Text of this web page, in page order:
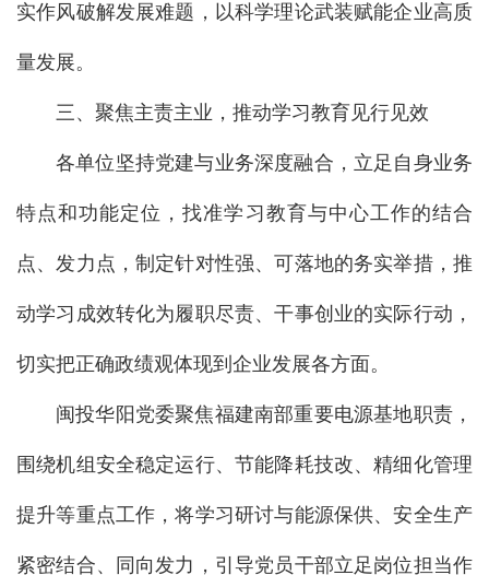
实作风破解发展难题，以科学理论武装赋能企业高质
量发展。
三、聚焦主责主业，推动学习教育见行见效
各单位坚持党建与业务深度融合，立足自身业务
特点和功能定位，找准学习教育与中心工作的结合
点、发力点，制定针对性强、可落地的务实举措，推
动学习成效转化为履职尽责、干事创业的实际行动，
切实把正确政绩观体现到企业发展各方面。
闽投华阳党委聚焦福建南部重要电源基地职责，
围绕机组安全稳定运行、节能降耗技改、精细化管理
提升等重点工作，将学习研讨与能源保供、安全生产
紧密结合、同向发力，引导党员干部立足岗位担当作